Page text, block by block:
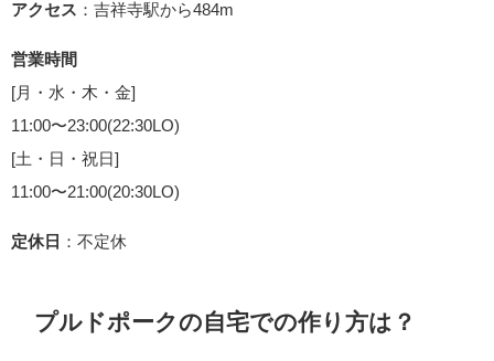
アクセス ：吉祥寺駅から484m
営業時間
[月・水・木・金]
11:00〜23:00(22:30LO)
[土・日・祝日]
11:00〜21:00(20:30LO)
定休日 ：不定休
プルドポークの自宅での作り方は？